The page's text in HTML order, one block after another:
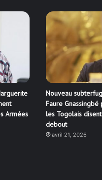
Armées
Nouveau
Faure
les Togolais
debout
avril 21, 2026